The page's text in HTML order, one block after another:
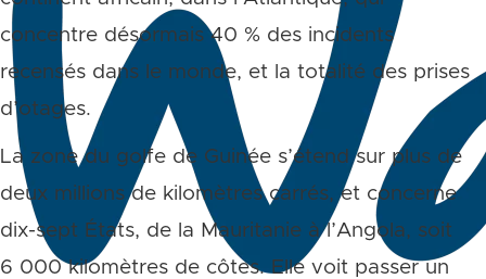
concentre désormais 40 % des incidents
recensés dans le monde, et la totalité des prises
d’otages.
La zone du golfe de Guinée s’étend sur plus de
deux millions de kilomètres carrés, et concerne
dix-sept États, de la Mauritanie à l’Angola, soit
6 000 kilomètres de côtes. Elle voit passer un